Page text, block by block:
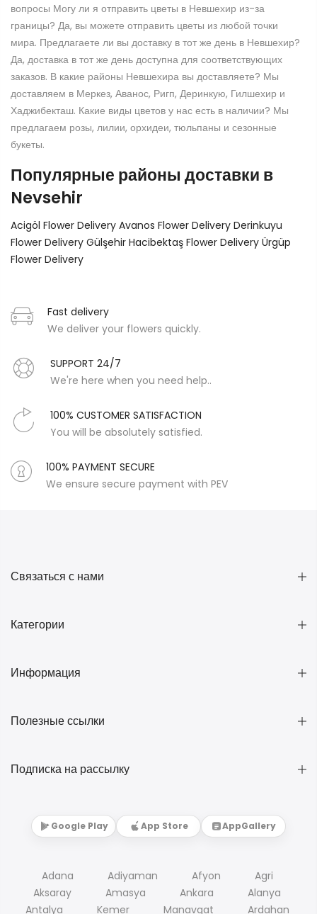
вопросы Могу ли я отправить цветы в Невшехир из-за
границы? Да, вы можете отправить цветы из любой точки
мира. Предлагаете ли вы доставку в тот же день в Невшехир?
Да, доставка в тот же день доступна для соответствующих
заказов. В какие районы Невшехира вы доставляете? Мы
доставляем в Меркез, Аванос, Ригп, Деринкую, Гилшехир и
Хаджибекташ. Какие виды цветов у нас есть в наличии? Мы
предлагаем розы, лилии, орхидеи, тюльпаны и сезонные
букеты.
Популярные районы доставки в
Nevsehir
Acigöl Flower Delivery Avanos Flower Delivery Derinkuyu
Flower Delivery Gülşehir Hacibektaş Flower Delivery Ürgüp
Flower Delivery
Fast delivery
We deliver your flowers quickly.
SUPPORT 24/7
We're here when you need help..
100% CUSTOMER SATISFACTION
You will be absolutely satisfied.
100% PAYMENT SECURE
We ensure secure payment with PEV
Связаться с нами
Категории
Информация
Полезные ссылки
Подписка на рассылку
Google Play App Store AppGallery
Adana Adiyaman Afyon
Agri
Aksaray
Amasya Ankara
Alanya
Antalya
Kemer Manavgat Ardahan